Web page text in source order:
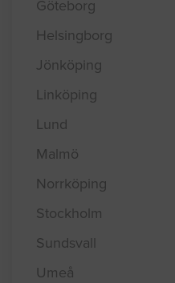
Göteborg
Helsingborg
Jönköping
Linköping
Lund
Malmö
Norrköping
Stockholm
Sundsvall
Umeå